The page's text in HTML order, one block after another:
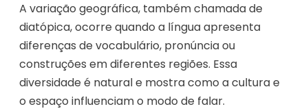
A variação geográfica, também chamada de
diatópica, ocorre quando a língua apresenta
diferenças de vocabulário, pronúncia ou
construções em diferentes regiões. Essa
diversidade é natural e mostra como a cultura e
o espaço influenciam o modo de falar.